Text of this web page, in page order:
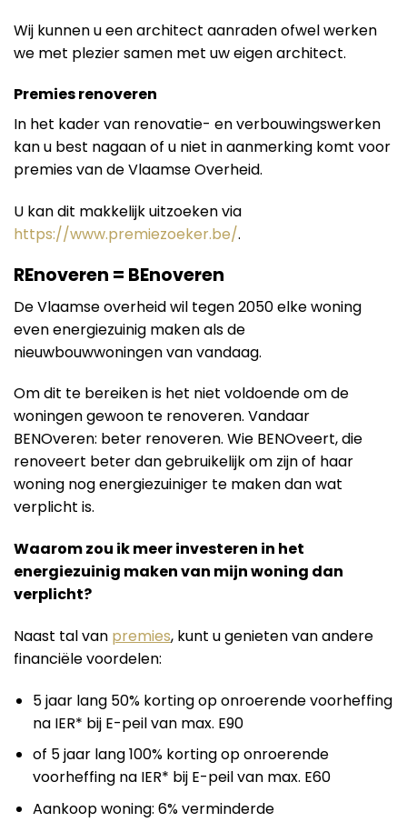
Wij kunnen u een architect aanraden ofwel werken
we met plezier samen met uw eigen architect.
Premies renoveren
In het kader van renovatie- en verbouwingswerken
kan u best nagaan of u niet in aanmerking komt voor
premies van de Vlaamse Overheid.
U kan dit makkelijk uitzoeken via
https://www.premiezoeker.be/.
REnoveren = BEnoveren
De Vlaamse overheid wil tegen 2050 elke woning
even energiezuinig maken als de
nieuwbouwwoningen van vandaag.
Om dit te bereiken is het niet voldoende om de
woningen gewoon te renoveren. Vandaar
BENOveren: beter renoveren. Wie BENOveert, die
renoveert beter dan gebruikelijk om zijn of haar
woning nog energiezuiniger te maken dan wat
verplicht is.
Waarom zou ik meer investeren in het
energiezuinig maken van mijn woning dan
verplicht?
Naast tal van premies, kunt u genieten van andere
financiële voordelen:
5 jaar lang 50% korting op onroerende voorheffing
na IER* bij E-peil van max. E90
of 5 jaar lang 100% korting op onroerende
voorheffing na IER* bij E-peil van max. E60
Aankoop woning: 6% verminderde